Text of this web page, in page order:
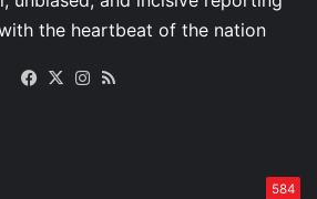
Facebook
X Instagram
584